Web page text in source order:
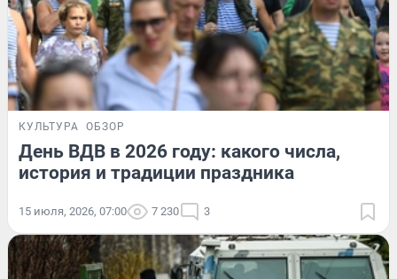
КУЛЬТУРА ОБЗОР
День ВДВ в 2026 году: какого числа,
история и традиции праздника
15 июля, 2026, 07:00 7 230 3